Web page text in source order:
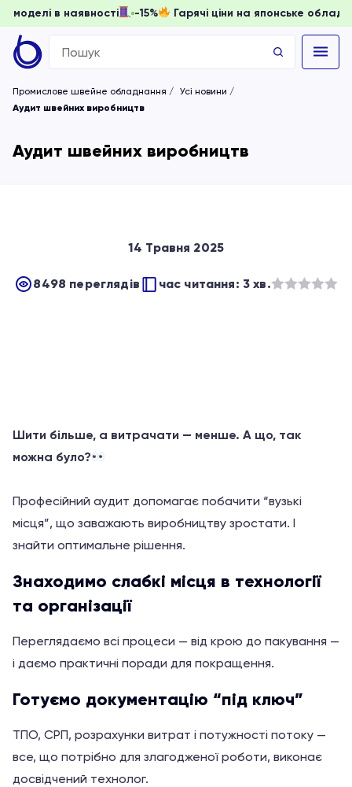
доки моделі в наявності -15% Гарячі ціни на
Search
for:
Промислове швейне обладнання
Усі новини
Аудит швейних виробництв
Аудит швейних виробництв
14 Травня 2025
8498 переглядів час читання: 3 хв.
Шити більше, а витрачати — менше. А що, так
можна було?
Професійний аудит допомагає побачити “вузькі
місця”, що заважають виробництву зростати. І
знайти оптимальне рішення.
Знаходимо слабкі місця в технології
та організації
Переглядаємо всі процеси — від крою до пакування —
і даємо практичні поради для покращення.
Готуємо документацію “під ключ”
ТПО, СРП, розрахунки витрат і потужності потоку —
все, що потрібно для злагодженої роботи, виконає
досвідчений технолог.